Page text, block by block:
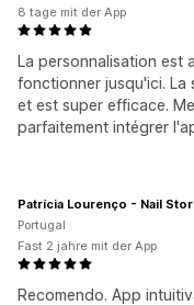
La personnalisation est
fonctionner jusqu'ici.
et est super efficace.
parfaitement intégrer
8 tage mit der App
Recomendo. App
Patrícia Lourenço - Nail
Portugal
Fast 2 jahre mit der App